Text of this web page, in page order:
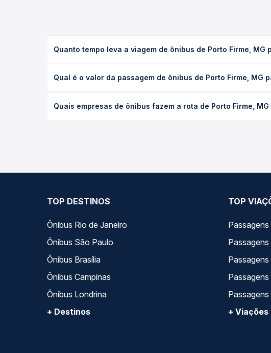
Quanto tempo leva a viagem de ônibus de Porto Firme,
(convencional, executivo ou leito) e as condições de tráfego.
Qual é o valor da passagem de ônibus de Porto Firme, MG
empresa, o tipo de poltrona e a antecedência da compra. Na
Quais empresas de ônibus fazem a rota de Porto Firme,
TOP DESTINOS
Ônibus Rio de Janeiro
Ônibus São Paulo
Ônibus Brasília
Ônibus Campinas
Ônibus Londrina
+ Destinos
TOP
Passagens
+ Viações